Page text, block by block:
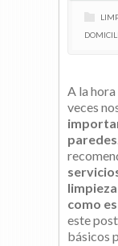
A la
veces
paredes
como
este
básicos